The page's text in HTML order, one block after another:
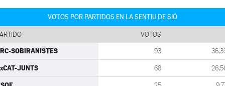
VOTOS POR PARTIDOS EN LA SENTIU DE SIÓ
VOTOS
SOBIRANISTES 93
JUNTS 68